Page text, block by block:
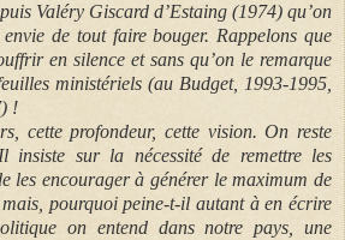
Valéry Giscard d’Estaing (1974) qu’on
de tout faire bouger. Rappelons que
en silence et sans qu’on le remarque
ministériels (au Budget, 1993-1995,
!
cette profondeur, cette vision. On reste
insiste sur la nécessité de remettre les
les encourager à générer le maximum de
pourquoi peine-t-il autant à en écrire
on entend dans notre pays, une